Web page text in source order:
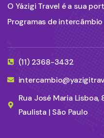
O Yázigi Travel é a sua
Programas de
(11) 2368-3432
Rua José Maria
Paulista | São Paulo